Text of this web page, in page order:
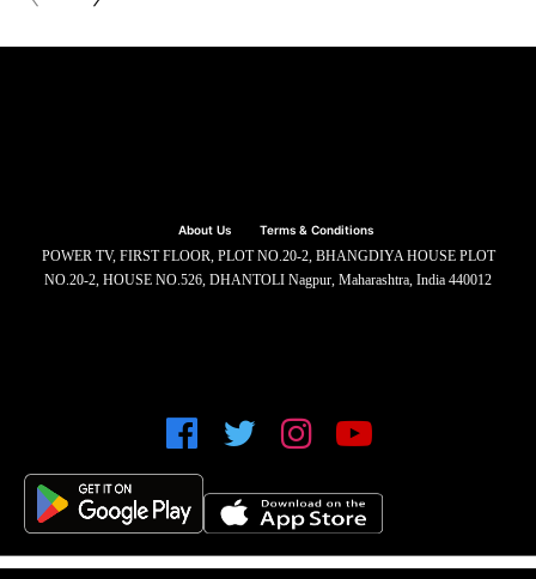
About Us Terms & Conditions
POWER TV, FIRST FLOOR, PLOT NO.20-2, BHANGDIYA HOUSE PLOT
NO.20-2, HOUSE NO.526, DHANTOLI Nagpur, Maharashtra, India 440012